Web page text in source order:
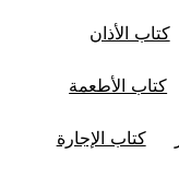
كتاب الأذان
كتاب الأطعمة
كتاب الإجارة